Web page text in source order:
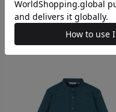
七分袖 綿100% レディース
ジュアルシャツ
￥5,489￥3,511